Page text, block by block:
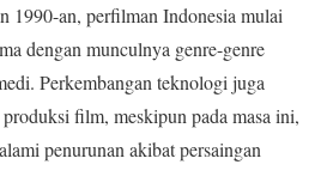
1990-an, perfilman Indonesia mulai
dengan munculnya genre-genre
Perkembangan teknologi juga
film, meskipun pada masa ini,
penurunan akibat persaingan